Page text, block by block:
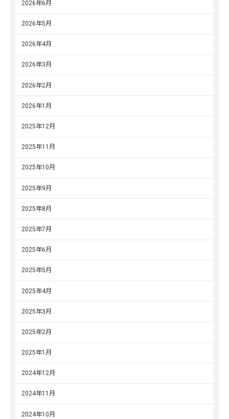
2026年6月
2026年5月
2026年4月
2026年3月
2026年2月
2026年1月
2025年12月
2025年11月
2025年10月
2025年9月
2025年8月
2025年7月
2025年6月
2025年5月
2025年4月
2025年3月
2025年2月
2025年1月
2024年12月
2024年11月
2024年10月